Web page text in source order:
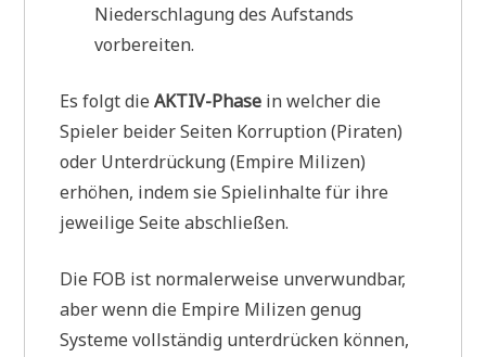
Niederschlagung des Aufstands
vorbereiten.
Es folgt dieAKTIV-Phase in welcher die
Spieler beider Seiten Korruption (Piraten)
oder Unterdrückung (Empire Milizen)
erhöhen, indem sie Spielinhalte für ihre
jeweilige Seite abschließen.
Die FOB ist normalerweise unverwundbar,
aber wenn die Empire Milizen genug
Systeme vollständig unterdrücken können,